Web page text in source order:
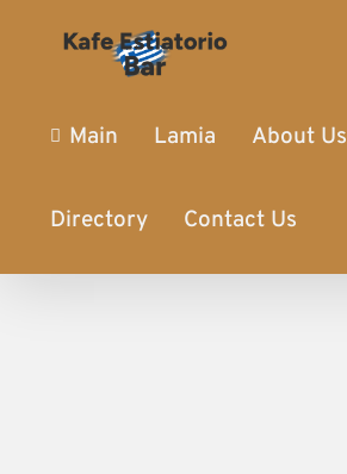
Main Lamia About Us
Directory Contact Us